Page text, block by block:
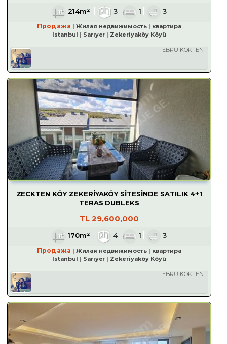
214m² 3 1 3
Продажа Жилая недвижимость
квартира
Istanbul
Sarıyer Zekeriyaköy Köyü
EBRU KÖKTEN
ZECKTEN KÖY ZEKERİYAKÖY SİTESİNDE SATILIK 4+1
TERAS DUBLEKS
TL 29,600,000
170m² 4 1 3
Продажа Жилая недвижимость
квартира
Istanbul
Sarıyer Zekeriyaköy Köyü
EBRU KÖKTEN